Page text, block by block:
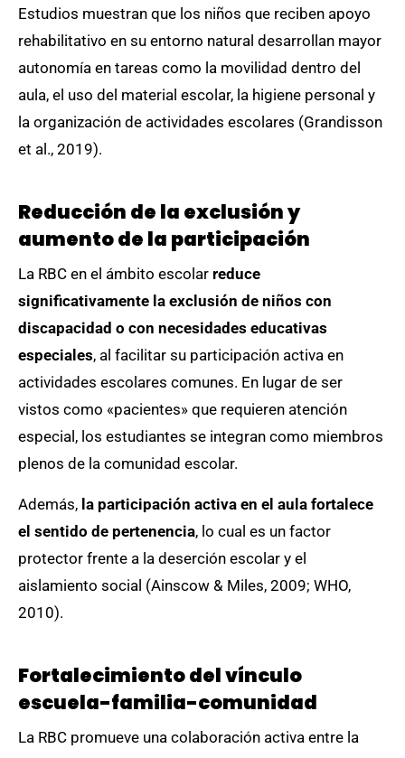
Estudios muestran que los niños que reciben apoyo
rehabilitativo en su entorno natural desarrollan mayor
autonomía en tareas como la movilidad dentro del
aula, el uso del material escolar, la higiene personal y
la organización de actividades escolares (Grandisson
et al., 2019).
Reducción de la exclusión y
aumento de la participación
La RBC en el ámbito escolar reduce
significativamente la exclusión de niños con
discapacidad o con necesidades educativas
especiales, al facilitar su participación activa en
actividades escolares comunes. En lugar de ser
vistos como «pacientes» que requieren atención
especial, los estudiantes se integran como miembros
plenos de la comunidad escolar.
Además, la participación activa en el aula fortalece
el sentido de pertenencia, lo cual es un factor
protector frente a la deserción escolar y el
aislamiento social (Ainscow & Miles, 2009; WHO,
2010).
Fortalecimiento del vínculo
escuela-familia-comunidad
La RBC promueve una colaboración activa entre la